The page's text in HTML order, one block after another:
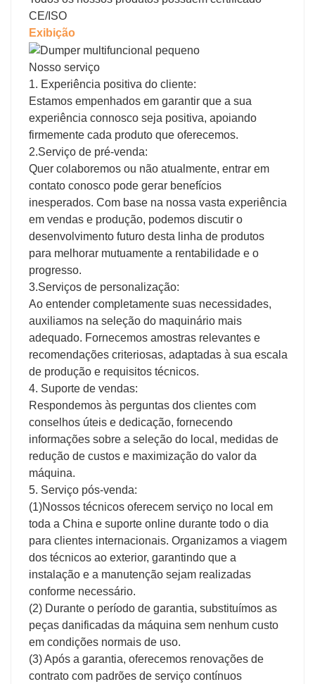
CE/ISO
Exibição
Nosso serviço
1. Experiência positiva do cliente:
Estamos empenhados em garantir que a sua
experiência connosco seja positiva, apoiando
firmemente cada produto que oferecemos.
2.Serviço de pré-venda:
Quer colaboremos ou não atualmente, entrar em
contato conosco pode gerar benefícios
inesperados. Com base na nossa vasta experiência
em vendas e produção, podemos discutir o
desenvolvimento futuro desta linha de produtos
para melhorar mutuamente a rentabilidade e o
progresso.
3.Serviços de personalização:
Ao entender completamente suas necessidades,
auxiliamos na seleção do maquinário mais
adequado. Fornecemos amostras relevantes e
recomendações criteriosas, adaptadas à sua escala
de produção e requisitos técnicos.
4. Suporte de vendas:
Respondemos às perguntas dos clientes com
conselhos úteis e dedicação, fornecendo
informações sobre a seleção do local, medidas de
redução de custos e maximização do valor da
máquina.
5. Serviço pós-venda:
(1)Nossos técnicos oferecem serviço no local em
toda a China e suporte online durante todo o dia
para clientes internacionais. Organizamos a viagem
dos técnicos ao exterior, garantindo que a
instalação e a manutenção sejam realizadas
conforme necessário.
(2) Durante o período de garantia, substituímos as
peças danificadas da máquina sem nenhum custo
em condições normais de uso.
(3) Após a garantia, oferecemos renovações de
contrato com padrões de serviço contínuos